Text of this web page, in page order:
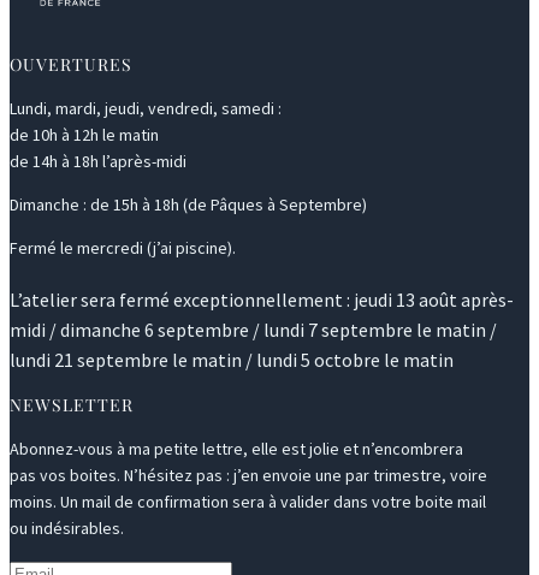
OUVERTURES
Lundi, mardi, jeudi, vendredi, samedi :
de 10h à 12h le matin
de 14h à 18h l’après-midi
Dimanche : de 15h à 18h (de Pâques à Septembre)
Fermé le mercredi (j’ai piscine).
L’atelier sera fermé exceptionnellement : jeudi 13 août après-
midi / dimanche 6 septembre / lundi 7 septembre le matin /
lundi 21 septembre le matin / lundi 5 octobre le matin
NEWSLETTER
Abonnez-vous à ma petite lettre, elle est jolie et n’encombrera
pas vos boites. N’hésitez pas : j’en envoie une par trimestre, voire
moins. Un mail de confirmation sera à valider dans votre boite mail
ou indésirables.